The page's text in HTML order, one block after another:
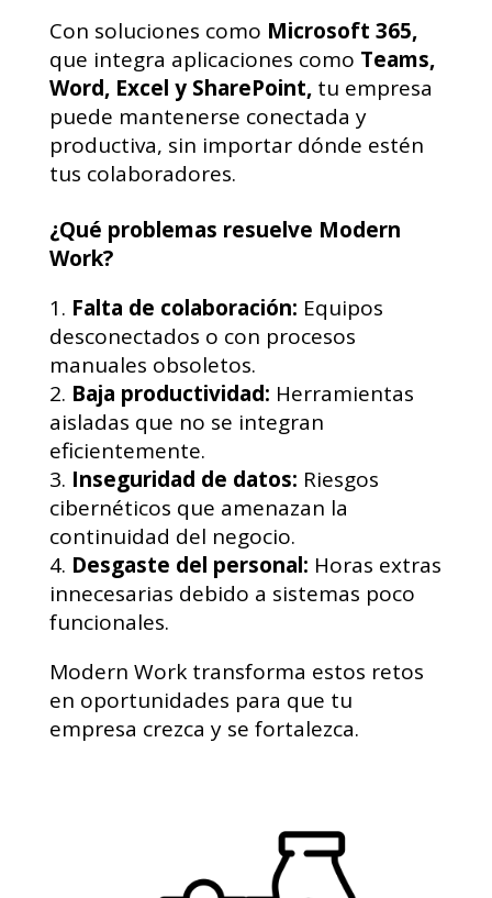
Con soluciones como Microsoft 365,
que integra aplicaciones como Teams,
Word, Excel y SharePoint,tu empresa
puede mantenerse conectada y
productiva, sin importar dónde estén
tus colaboradores.
¿Qué problemas resuelve Modern
Work?
Falta de colaboración: Equipos
desconectados o con procesos
manuales obsoletos.
Baja productividad: Herramientas
aisladas que no se integran
eficientemente.
Inseguridad de datos: Riesgos
cibernéticos que amenazan la
continuidad del negocio.
Desgaste del personal: Horas extras
innecesarias debido a sistemas poco
funcionales.
Modern Work transforma estos retos
en oportunidades para que tu
empresa crezca y se fortalezca.